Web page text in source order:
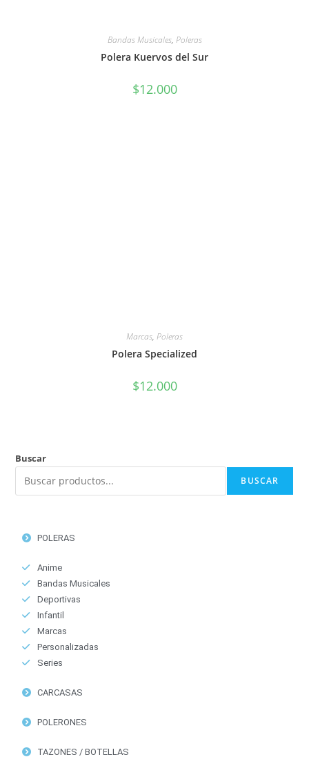
Bandas Musicales, Poleras
Polera Kuervos del Sur
$12.000
Marcas, Poleras
Polera Specialized
$12.000
Buscar
BUSCAR
POLERAS
Anime
Bandas Musicales
Deportivas
Infantil
Marcas
Personalizadas
Series
CARCASAS
POLERONES
TAZONES / BOTELLAS